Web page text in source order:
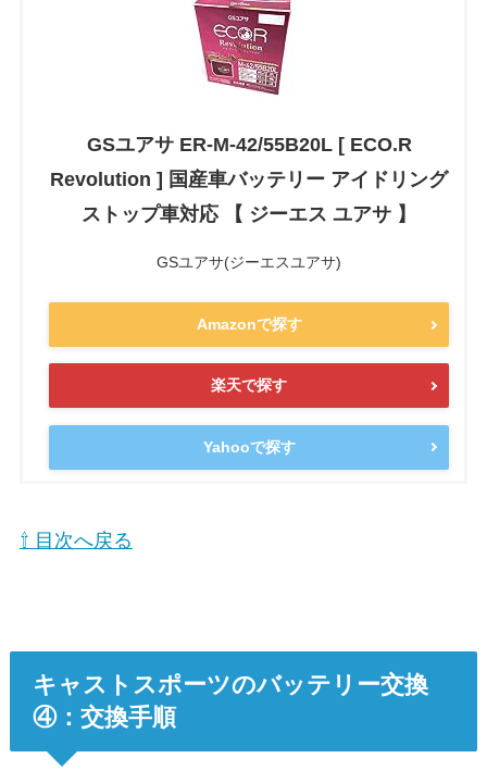
GSユアサ ER-M-42/55B20L [ ECO.R
Revolution ] 国産車バッテリー アイドリング
ストップ車対応 【 ジーエス ユアサ 】
GSユアサ(ジーエスユアサ)
Amazonで探す
楽天で探す
Yahooで探す
⇧ 目次へ戻る
キャストスポーツのバッテリー交換
④：交換手順